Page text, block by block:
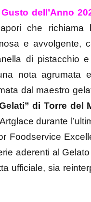
Gusto dell’Anno
che richiama
e avvolgente,
di pistacchio
nota agrumata
dal maestro
di Torre del
durante
Foodservice
aderenti al
ufficiale, sia